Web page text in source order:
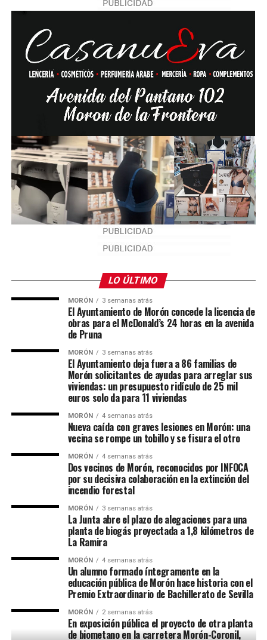
LO ÚLTIMO
MORÓN 3 semanas atrás
El Ayuntamiento de Morón concede la licencia de
obras para el McDonald’s 24 horas en la avenida
de Pruna
MORÓN 3 semanas atrás
El Ayuntamiento deja fuera a 86 familias de
Morón solicitantes de ayudas para arreglar sus
viviendas: un presupuesto ridículo de 25 mil
euros solo da para 11 viviendas
MORÓN 4 semanas atrás
Nueva caída con graves lesiones en Morón: una
vecina se rompe un tobillo y se fisura el otro
MORÓN 4 semanas atrás
Dos vecinos de Morón, reconocidos por INFOCA
por su decisiva colaboración en la extinción del
incendio forestal
MORÓN 3 semanas atrás
La Junta abre el plazo de alegaciones para una
planta de biogás proyectada a 1,8 kilómetros de
La Ramira
MORÓN 4 semanas atrás
Un alumno formado íntegramente en la
educación pública de Morón hace historia con el
Premio Extraordinario de Bachillerato de Sevilla
MORÓN 2 semanas atrás
En exposición pública el proyecto de otra planta
de biometano en la carretera Morón-Coronil,